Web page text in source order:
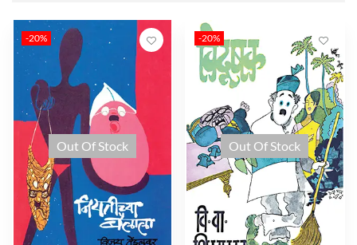
-20%
Out Of Stock
-20%
Out Of Stock